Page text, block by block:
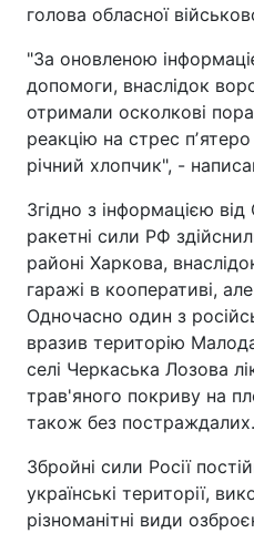
голова обласної
"За оновленою
допомоги, внаслідок
отримали осколкові
реакцію на стрес
річний хлопчик", -
Згідно з інформацією
ракетні сили РФ
районі Харкова,
гаражі в кооперативі,
Одночасно один з
вразив територію
селі Черкаська Лозова
трав'яного покриву на
також без постраждалих.
Збройні сили Росії
українські території,
різноманітні види